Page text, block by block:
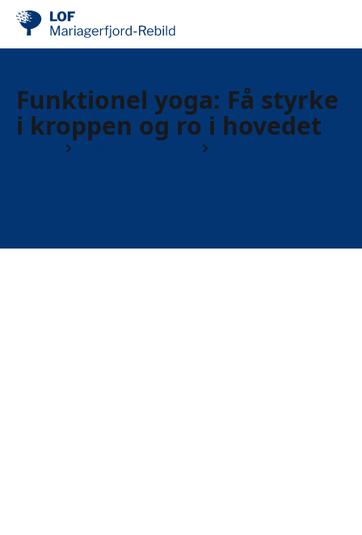
Funktionel yoga: Få styrke
i kroppen og ro i hovedet